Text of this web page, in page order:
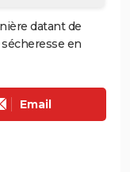
datant de
sécheresse en
Email